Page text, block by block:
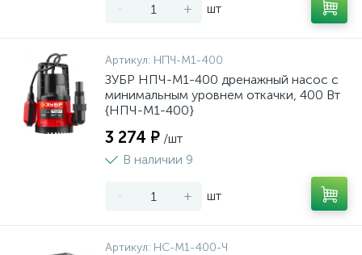
- + шт
Артикул: НПЧ-М1-400
ЗУБР НПЧ-М1-400 дренажный насос с
минимальным уровнем откачки, 400 Вт
{НПЧ-М1-400}
3 274 ₽ /шт
В наличии 9
- + шт
Артикул: НС-М1-400-Ч